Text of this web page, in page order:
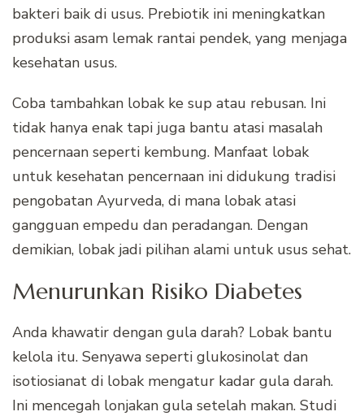
bakteri baik di usus. Prebiotik ini meningkatkan
produksi asam lemak rantai pendek, yang menjaga
kesehatan usus.
Coba tambahkan lobak ke sup atau rebusan. Ini
tidak hanya enak tapi juga bantu atasi masalah
pencernaan seperti kembung. Manfaat lobak
untuk kesehatan pencernaan ini didukung tradisi
pengobatan Ayurveda, di mana lobak atasi
gangguan empedu dan peradangan. Dengan
demikian, lobak jadi pilihan alami untuk usus sehat.
Menurunkan Risiko Diabetes
Anda khawatir dengan gula darah? Lobak bantu
kelola itu. Senyawa seperti glukosinolat dan
isotiosianat di lobak mengatur kadar gula darah.
Ini mencegah lonjakan gula setelah makan. Studi